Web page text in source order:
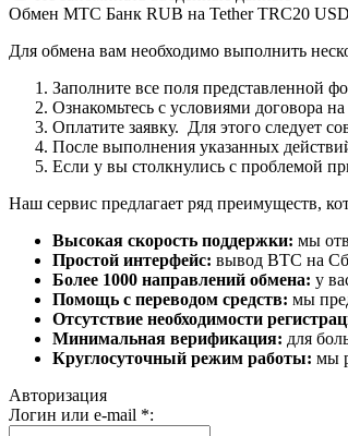
Обмен МТС Банк RUB на Tether TRC20
Для обмена вам необходимо выполнить
Заполните все поля представленной
Ознакомьтесь с условиями договора
Оплатите заявку. Для этого следует
После выполнения указанных
Если у вы столкнулись с проблемой
Наш сервис предлагает ряд преимуществ,
Высокая скорость поддержки: мы
Простой интерфейс: вывод BTC на
Более 1000 направлений обмена: у
Помощь с переводом средств: мы
Отсутствие необходимости
Минимальная верификация: для
Круглосуточный режим работы: мы
Авторизация
Логин или e-mail *: